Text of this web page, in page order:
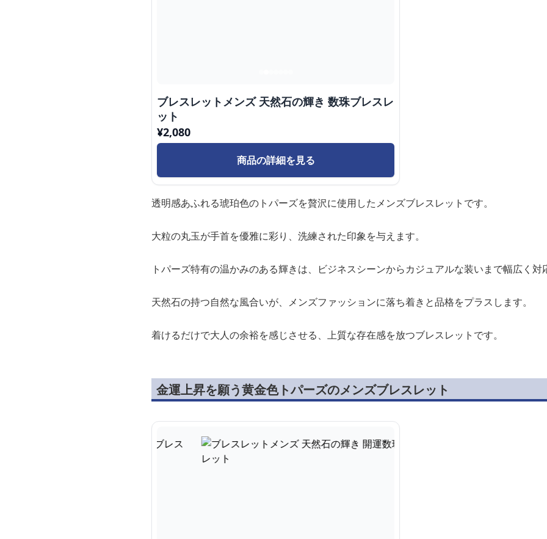
ブレスレットメンズ 天然石の輝き 数珠ブレスレ
ット
¥2,080
商品の詳細を見る
透明感あふれる琥珀色のトパーズを贅沢に使用したメンズブレスレットです。
大粒の丸玉が手首を優雅に彩り、洗練された印象を与えます。
トパーズ特有の温かみのある輝きは、ビジネスシーンからカジュアルな装いまで幅広く対
天然石の持つ自然な風合いが、メンズファッションに落ち着きと品格をプラスします。
着けるだけで大人の余裕を感じさせる、上質な存在感を放つブレスレットです。
金運上昇を願う黄金色トパーズのメンズブレスレット